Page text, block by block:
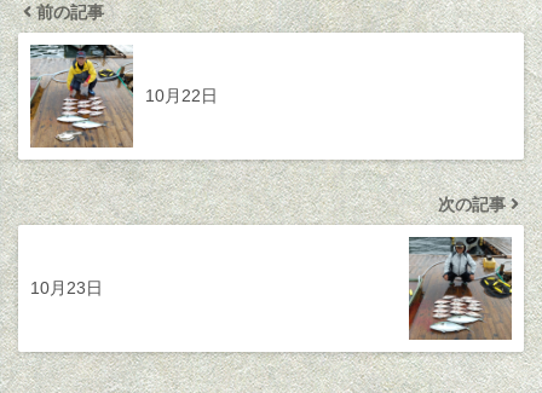
前の記事
10月22日
次の記事
10月23日